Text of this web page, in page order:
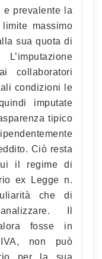
e prevalente la
massimo
sua quota di
collaboratori
condizioni le
imputate
tipico
Ciò resta
il regime di
ex Legge n.
che di
Il
fosse in
non può
per la sua